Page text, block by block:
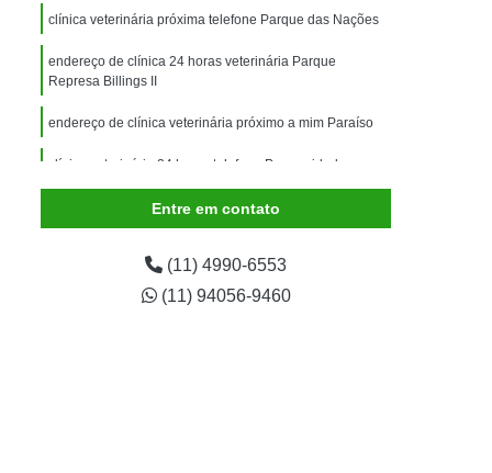
Exame para Animais São Caetano
Animal
Internação de Animais
para Cachorro
Uti Veterinária
Internação Veterinária São Caetano
Limpeza de Tártaro para Cães
Dentária Canina
clínica veterinária próxima telefone Parque das Nações
endereço de clínica 24 horas veterinária Parque
Represa Billings II
endereço de clínica veterinária próximo a mim Paraíso
clínica veterinária 24 horas telefone Prosperidade
Entre em contato
(11) 4990-6553
(11) 94056-9460